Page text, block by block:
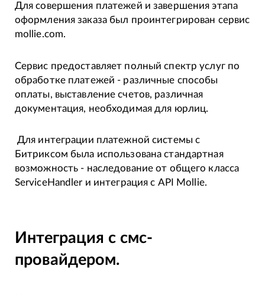
Для совершения платежей и завершения этапа
оформления заказа был проинтегрирован сервис
mollie.com.
Сервис предоставляет полный спектр услуг по
обработке платежей - различные способы
оплаты, выставление счетов, различная
документация, необходимая для юрлиц.
Для интеграции платежной системы с
Битриксом была использована стандартная
возможность - наследование от общего класса
ServiceHandler и интеграция с API Mollie.
Интеграция с смс-
провайдером.